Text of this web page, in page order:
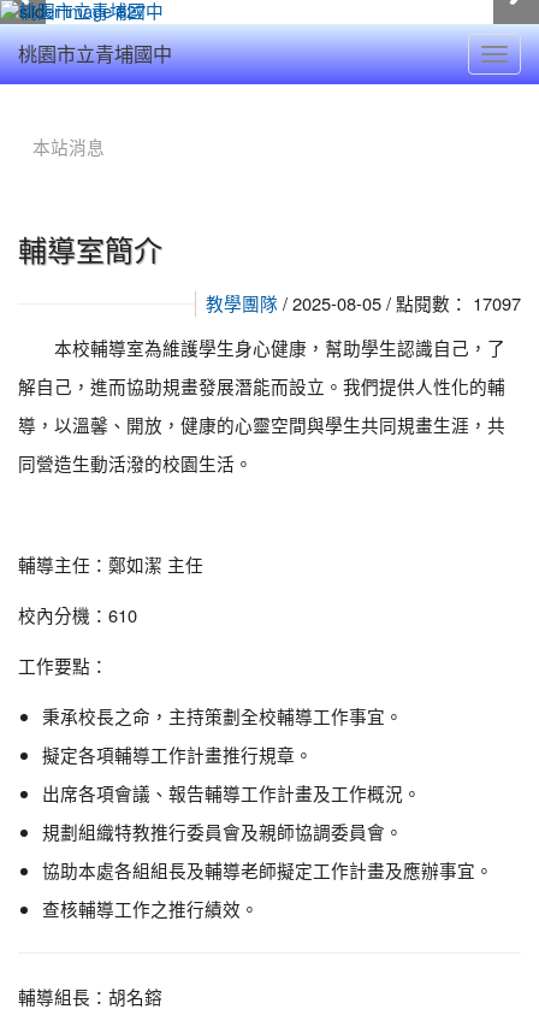
桃園市立青埔國中
本站消息
輔導室簡介
教學團隊 / 2025-08-05 / 點閱數： 17097
本校輔導室為維護學生身心健康，幫助學生認識自己，了
解自己，進而協助規畫發展潛能而設立。我們提供人性化的輔
導，以溫馨、開放，健康的心靈空間與學生共同規畫生涯，共
同營造生動活潑的校園生活。
輔導主任：鄭如潔 主任
校內分機：610
工作要點：
秉承校長之命，主持策劃全校輔導工作事宜。
擬定各項輔導工作計畫推行規章。
出席各項會議、報告輔導工作計畫及工作概況。
規劃組織特教推行委員會及親師協調委員會。
協助本處各組組長及輔導老師擬定工作計畫及應辦事宜。
查核輔導工作之推行績效。
輔導組長：胡名鎔